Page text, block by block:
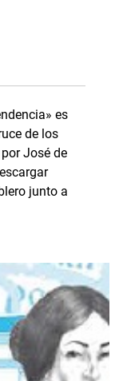
es
de los
José de
junto a